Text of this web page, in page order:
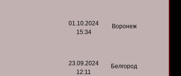
01.10.2024
15:34
Воронеж
23.09.2024
12:11
Белгород